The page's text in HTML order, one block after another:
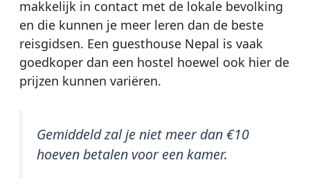
makkelijk in contact met de lokale bevolking
en die kunnen je meer leren dan de beste
reisgidsen. Een guesthouse Nepal is vaak
goedkoper dan een hostel hoewel ook hier de
prijzen kunnen variëren.
Gemiddeld zal je niet meer dan €10
hoeven betalen voor een kamer.